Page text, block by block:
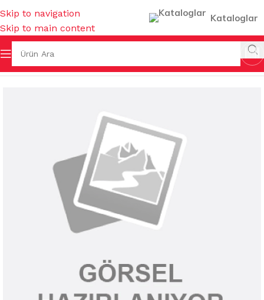
Skip to navigation
Skip to main content
Kataloglar
/TEMİZLİK KİMYASALLARI SIVI BULAŞIK DETERJANLARI